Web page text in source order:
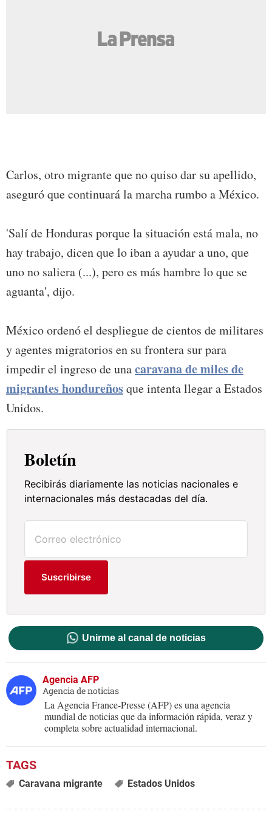
Carlos, otro migrante que no quiso dar su apellido,
aseguró que continuará la marcha rumbo a México.
'Salí de Honduras porque la situación está mala, no
hay trabajo, dicen que lo iban a ayudar a uno, que
uno no saliera (...), pero es más hambre lo que se
aguanta', dijo.
México ordenó el despliegue de cientos de militares
y agentes migratorios en su frontera sur para
impedir el ingreso de unacaravana de miles de
migrantes hondureñosque intenta llegar a Estados
Unidos.
Boletín
Recibirás diariamente las noticias nacionales e
internacionales más destacadas del día.
Suscribirse
Unirme al canal de noticias
Agencia AFP
Agencia de noticias
La Agencia France-Presse (AFP) es una agencia
mundial de noticias que da información rápida, veraz y
completa sobre actualidad internacional.
Caravana migrante Estados Unidos